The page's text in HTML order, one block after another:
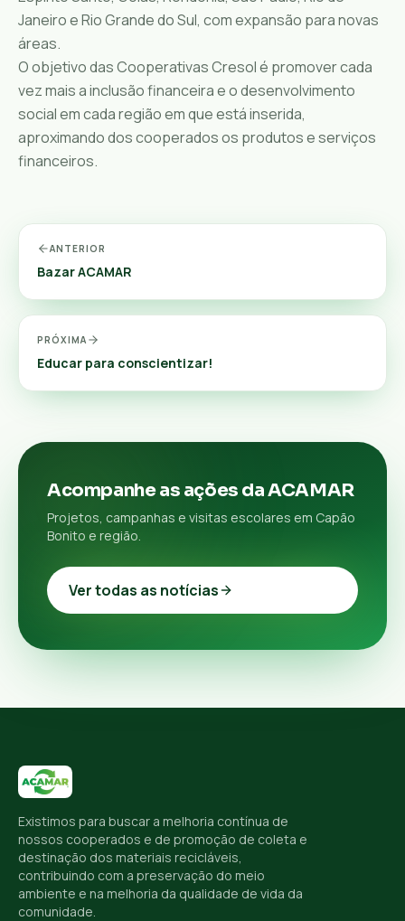
Janeiro e Rio Grande do Sul, com expansão para novas
áreas.
O objetivo das Cooperativas Cresol é promover cada
vez mais a inclusão financeira e o desenvolvimento
social em cada região em que está inserida,
aproximando dos cooperados os produtos e serviços
financeiros.
ANTERIOR
Bazar ACAMAR
PRÓXIMA
Educar para conscientizar!
Acompanhe as ações da ACAMAR
Projetos, campanhas e visitas escolares em Capão
Bonito e região.
Ver todas as notícias
Existimos para buscar a melhoria contínua de
nossos cooperados e de promoção de coleta e
destinação dos materiais recicláveis,
contribuindo com a preservação do meio
ambiente e na melhoria da qualidade de vida da
comunidade.